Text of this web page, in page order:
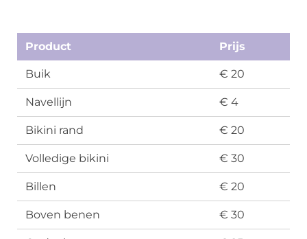
Product Prijs
Buik € 20
Navellijn € 4
Bikini rand € 20
Volledige bikini € 30
Billen € 20
Boven benen € 30